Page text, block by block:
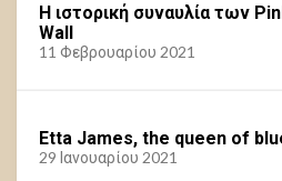
Η ιστορική συναυλία των
Wall
11 Φεβρουαρίου 2021
Etta James, the queen of
29 Ιανουαρίου 2021